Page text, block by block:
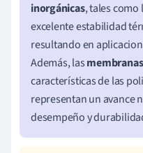
inorgánicas, tales como
excelente estabilidad
resultando en
Además, las
características de las
representan un avance
desempeño y